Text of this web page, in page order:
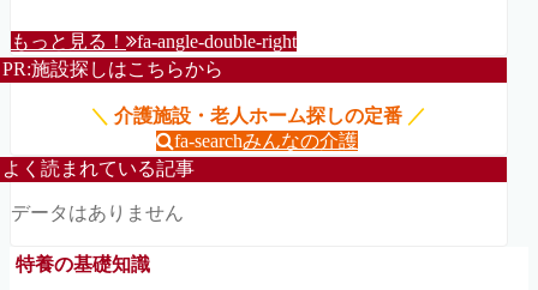
もっと見る！ fa-angle-double-right
PR:施設探しはこちらから
＼ 介護施設・老人ホーム探しの定番 ／
fa-searchみんなの介護
よく読まれている記事
データはありません
特養の基礎知識